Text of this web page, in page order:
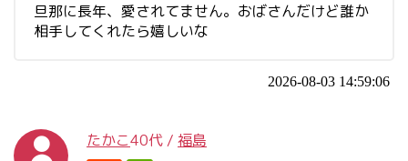
旦那に長年、愛されてません。おばさんだけど誰か
相手してくれたら嬉しいな
2026-08-03 14:59:06
たかこ40代 / 福島